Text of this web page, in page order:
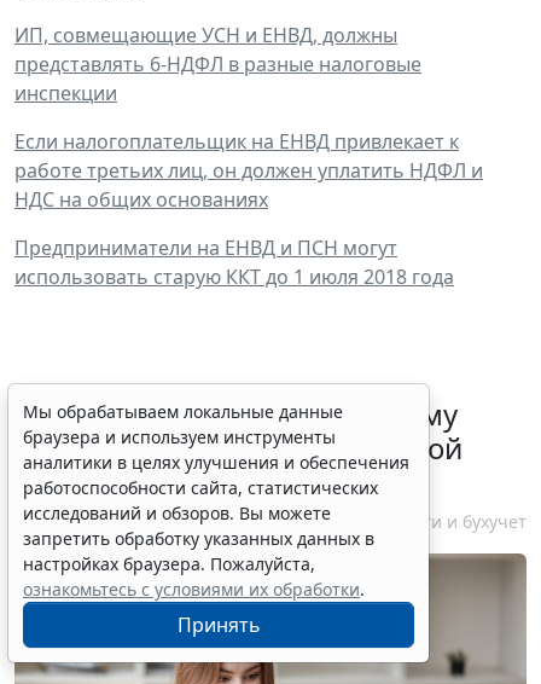
ИП, совмещающие УСН и ЕНВД, должны
представлять 6-НДФЛ в разные налоговые
инспекции
Если налогоплательщик на ЕНВД привлекает к
работе третьих лиц, он должен уплатить НДФЛ и
НДС на общих основаниях
Предприниматели на ЕНВД и ПСН могут
использовать старую ККТ до 1 июля 2018 года
ФНС России рассказала малому
бизнесу о порядке упрощенной
ликвидации компании
7 августа 2026 18:16 Налоги и бухучет
Мы обрабатываем локальные данные
браузера и используем инструменты
аналитики в целях улучшения и обеспечения
работоспособности сайта, статистических
исследований и обзоров. Вы можете
запретить обработку указанных данных в
настройках браузера. Пожалуйста,
ознакомьтесь с условиями их обработки.
Принять